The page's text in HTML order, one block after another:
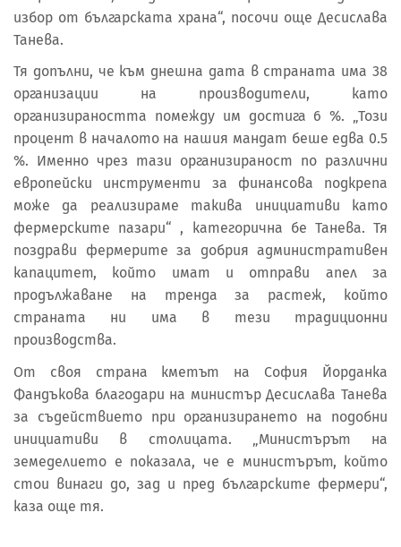
избор от българската храна“, посочи още Десислава
Танева.
Тя допълни, че към днешна дата в страната има 38
организации на производители, като
организираността помежду им достига 6 %. „Този
процент в началото на нашия мандат беше едва 0.5
%. Именно чрез тази организираност по различни
европейски инструменти за финансова подкрепа
може да реализираме такива инициативи като
фермерските пазари“ , категорична бе Танева. Тя
поздрави фермерите за добрия административен
капацитет, който имат и отправи апел за
продължаване на тренда за растеж, който
страната ни има в тези традиционни
производства.
От своя страна кметът на София Йорданка
Фандъкова благодари на министър Десислава Танева
за съдействието при организирането на подобни
инициативи в столицата. „Министърът на
земеделието е показала, че е министърът, който
стои винаги до, зад и пред българските фермери“,
каза още тя.